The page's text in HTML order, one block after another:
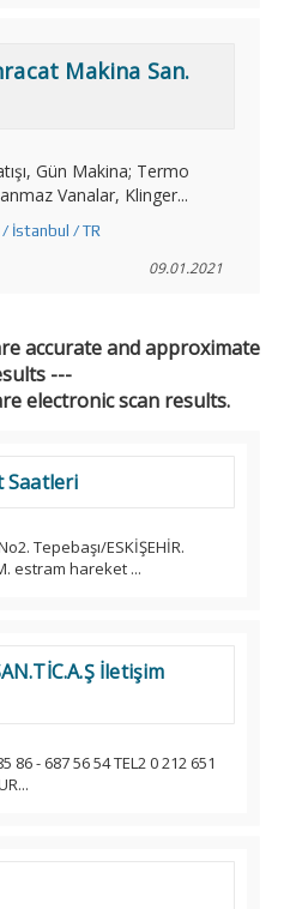
Makina San.
Gün Makina; Termo
Vanalar, Klinger...
İstanbul / TR
09.01.2021
accurate and approximate
---
electronic scan results.
Saatleri
Tepebaşı/ESKİŞEHİR.
estram hareket ...
İletişim
86 - 687 56 54 TEL2 0 212 651